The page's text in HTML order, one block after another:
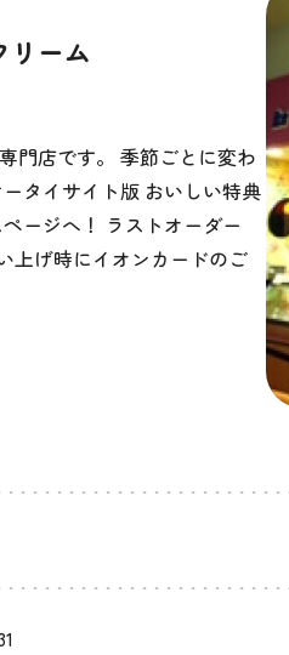
リーム
門店です。 季節ごとに変わ
タイサイト版 おいしい特典
ージへ！ ラストオーダー
上げ時にイオンカードのご